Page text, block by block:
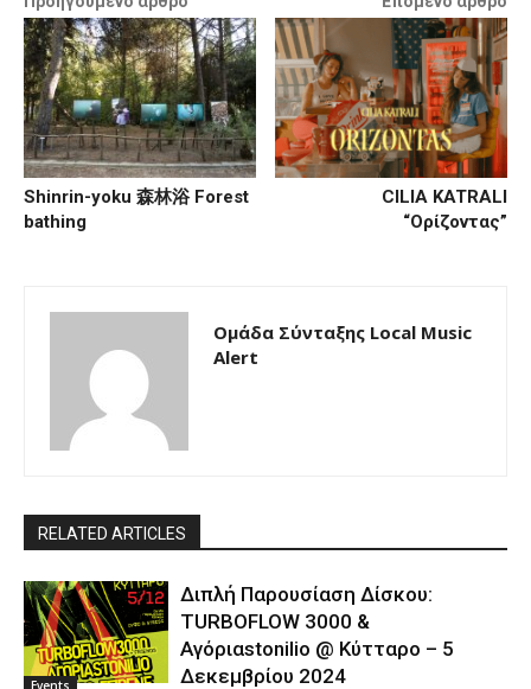
Shinrin-yoku 森林浴 Forest
bathing
CILIA KATRALI
“Ορίζοντας”
Ομάδα Σύνταξης Local Music
Alert
RELATED ARTICLES
Events
Διπλή Παρουσίαση Δίσκου:
TURBOFLOW 3000 &
Αγόριαstonilio @ Κύτταρο – 5
Δεκεμβρίου 2024